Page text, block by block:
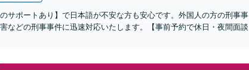
サポートあり】で日本語が不安な方も安心です。外国人の方の刑事事
などの刑事事件に迅速対応いたします。【事前予約で休日・夜間面談